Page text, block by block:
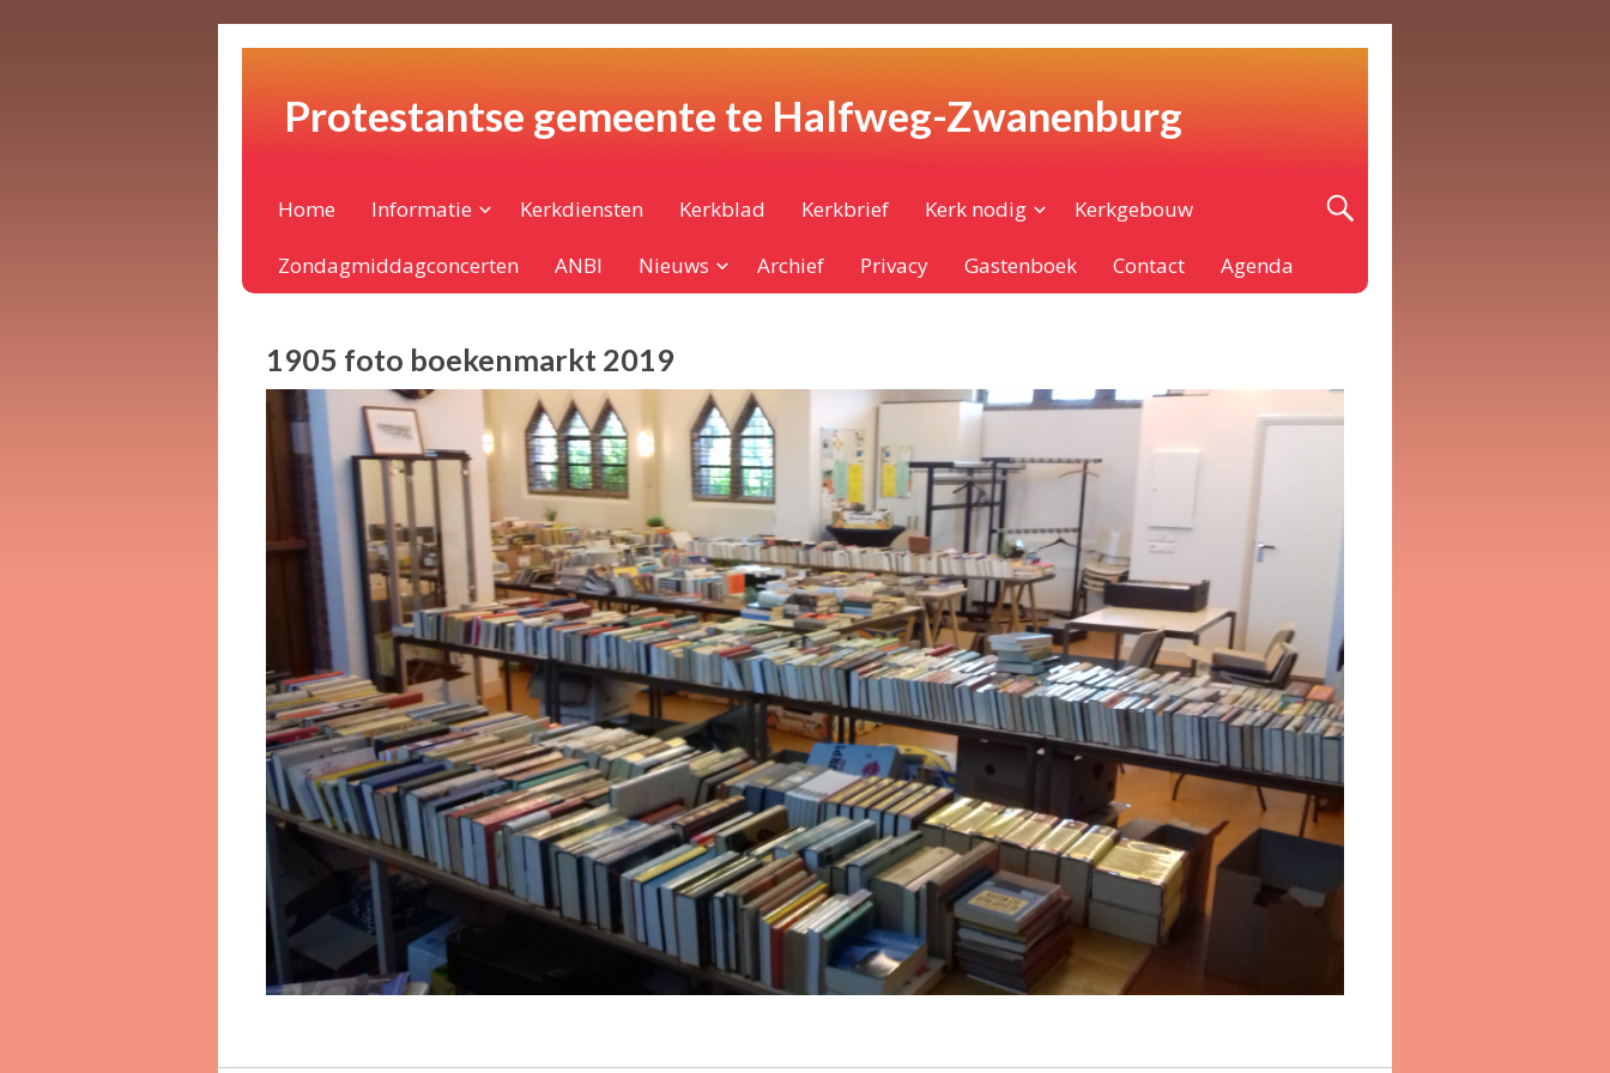
Protestantse gemeente te Halfweg-Zwanenburg
Home Informatie Kerkdiensten Kerkblad Kerkbrief Kerk nodig Kerkgebouw
Zondagmiddagconcerten ANBI Nieuws Archief Privacy Gastenboek Contact Agenda
1905 foto boekenmarkt 2019